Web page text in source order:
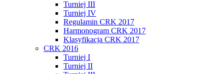
Turniej III
Turniej IV
Regulamin CRK 2017
Harmonogram CRK 2017
Klasyfikacja CRK 2017
CRK 2016
Turniej I
Turniej II